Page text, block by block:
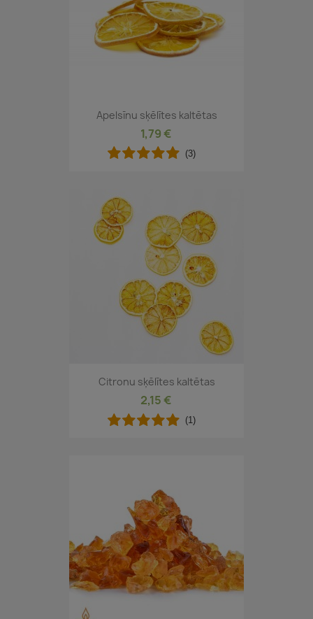
Apelsīnu sķēlītes kaltētas
1,79 €
(3)
Citronu sķēlītes kaltētas
2,15 €
(1)